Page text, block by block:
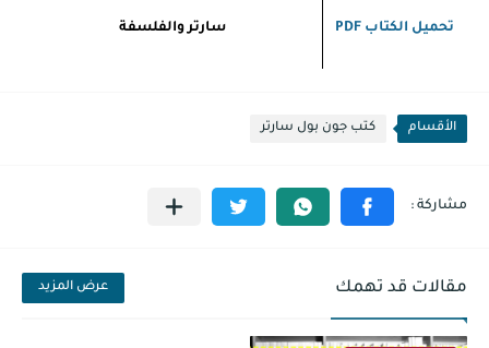
تحميل الكتاب PDF سارتر والفلسفة
الأقسام كتب جون بول سارتر
مقالات قد تهمك عرض المزيد